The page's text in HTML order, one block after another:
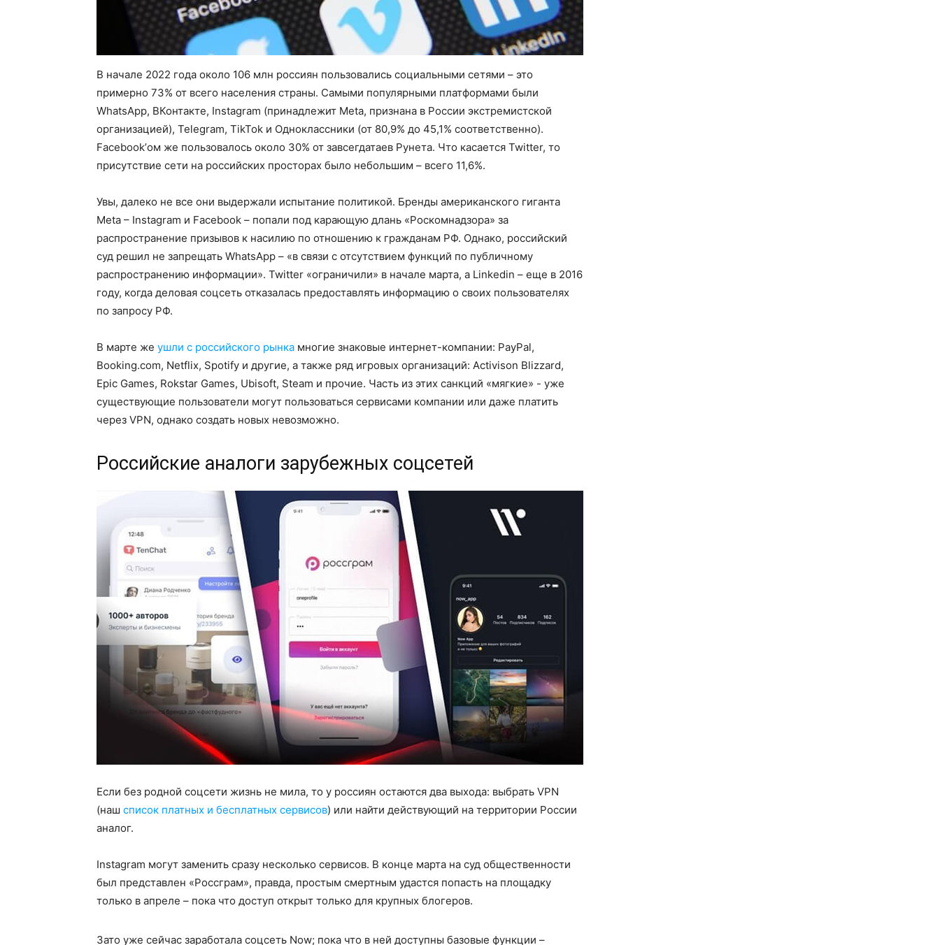
В начале 2022 года около 106 млн россиян пользовались социальными сетями – это
примерно 73% от всего населения страны. Самыми популярными платформами были
WhatsApp, ВКонтакте, Instagram (принадлежит Meta, признана в России экстремистской
организацией), Telegram, TikTok и Одноклассники (от 80,9% до 45,1% соответственно).
Facebook’ом же пользовалось около 30% от завсегдатаев Рунета. Что касается Twitter, то
присутствие сети на российских просторах было небольшим – всего 11,6%.
Увы, далеко не все они выдержали испытание политикой. Бренды американского гиганта
Meta – Instagram и Facebook – попали под карающую длань «Роскомнадзора» за
распространение призывов к насилию по отношению к гражданам РФ. Однако, российский
суд решил не запрещать WhatsApp – «в связи с отсутствием функций по публичному
распространению информации». Twitter «ограничили» в начале марта, а Linkedin – еще в 2016
году, когда деловая соцсеть отказалась предоставлять информацию о своих пользователях
по запросу РФ.
В марте же ушли с российского рынка многие знаковые интернет-компании: PayPal,
Booking.com, Netflix, Spotify и другие, а также ряд игровых организаций: Activison Blizzard,
Epic Games, Rokstar Games, Ubisoft, Steam и прочие. Часть из этих санкций «мягкие» - уже
существующие пользователи могут пользоваться сервисами компании или даже платить
через VPN, однако создать новых невозможно.
Российские аналоги зарубежных соцсетей
Если без родной соцсети жизнь не мила, то у россиян остаются два выхода: выбрать VPN
(наш список платных и бесплатных сервисов) или найти действующий на территории России
аналог.
Instagram могут заменить сразу несколько сервисов. В конце марта на суд общественности
был представлен «Россграм», правда, простым смертным удастся попасть на площадку
только в апреле – пока что доступ открыт только для крупных блогеров.
Зато уже сейчас заработала соцсеть Now; пока что в ней доступны базовые функции –